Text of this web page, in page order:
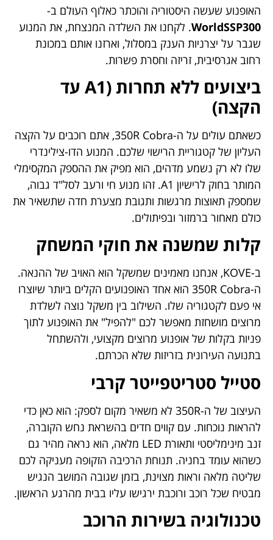
האופנוע שעשה היסטוריה והוכתר כאלוף העולם ב-
WorldSSP300. לקחנו את השלדה המנצחת, את המנוע
שגבר על יצרניות הענק במסלול, וארזנו אותם במכונת
רחוב אגרסיבית, זריזה וחסרת פשרות.
ביצועים ללא תחרות (A1 עד
הקצה)
כשאתם עולים על ה-350R Cobra, אתם רוכבים על הקצה
העליון של קטגוריית הרישוי שלכם. המנוע הדו-צילינדרי
שלו לא רק נשמע מדהים, הוא מפיק את ההספק המקסימלי
המותר בחוק לרישיון A1. זהו מנוע חי ורעב לסל"ד גבוה,
שמספק תאוצות מרגשות ותגובת מצערת חדה שתשאיר את
כולם מאחור ברמזור ובפיתולים.
קלות שמשנה את חוקי המשחק
ב-KOVE, אנחנו מאמינים שמשקל הוא האויב של ההנאה.
ה-350R Cobra הוא אחד האופנועים הקלים ביותר שיוצרו
אי פעם לקטגוריה שלו. השילוב בין משקל נוצה לשלדת
מרוצים מושחזת מאפשר לכם "להפיל" את האופנוע לתוך
פניות בקלות של אופנוע מרוצים מקצועי, ולהשתחל
בתנועה העירונית בזריזות שלא הכרתם.
סטייל סטריטפייטר קרבי
העיצוב של ה-350R לא משאיר מקום לספק: הוא כאן כדי
להראות נוכחות. עם קווים חדים בהשראת נחש הקוברה,
זנב מינימליסטי ותאורת LED מלאה, הוא נראה מהיר גם
כשהוא עומד בחניה. תנוחת הרכיבה הזקופה מעניקה לכם
שליטה מלאה וראות מצוינת, בזמן שגובה המושב הנגיש
מבטיח שכל רוכב ורוכבת ירגישו עליו בבית מהרגע הראשון.
טכנולוגיה בשירות הרוכב